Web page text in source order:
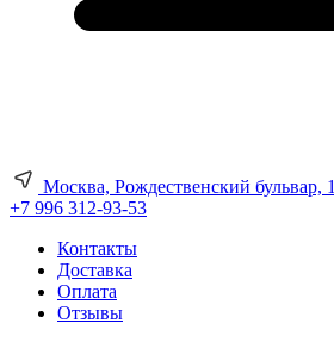
Москва, Рождественский бульвар, 1
+7 996 312-93-53
Контакты
Доставка
Оплата
Отзывы